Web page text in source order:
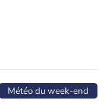
Météo du week-end